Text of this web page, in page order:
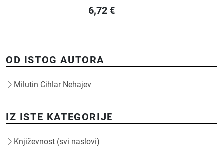
6,72 €
OD ISTOG AUTORA
Milutin Cihlar Nehajev
IZ ISTE KATEGORIJE
Književnost (svi naslovi)